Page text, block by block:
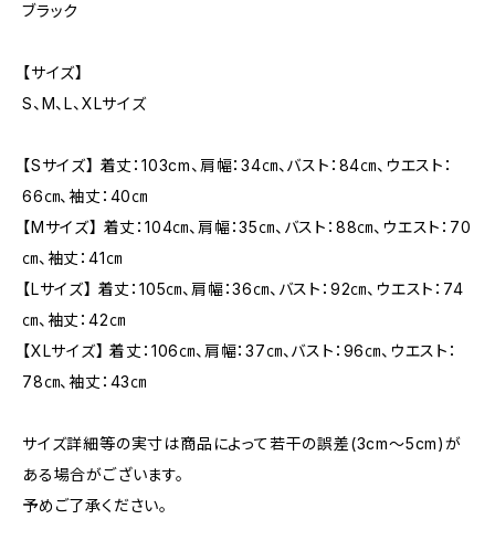
ブラック
【サイズ】
S、M、L、XLサイズ
【Sサイズ】 着丈：103cm、肩幅：34㎝、バスト：84㎝、ウエスト：
66㎝、袖丈：40㎝
【Mサイズ】 着丈：104㎝、肩幅：35㎝、バスト：88㎝、ウエスト：70
㎝、袖丈：41㎝
【Lサイズ】 着丈：105㎝、肩幅：36㎝、バスト：92㎝、ウエスト：74
㎝、袖丈：42㎝
【XLサイズ】 着丈：106㎝、肩幅：37㎝、バスト：96㎝、ウエスト：
78㎝、袖丈：43㎝
サイズ詳細等の実寸は商品によって若干の誤差(3cm〜5cm)が
ある場合がございます。
予めご了承ください。